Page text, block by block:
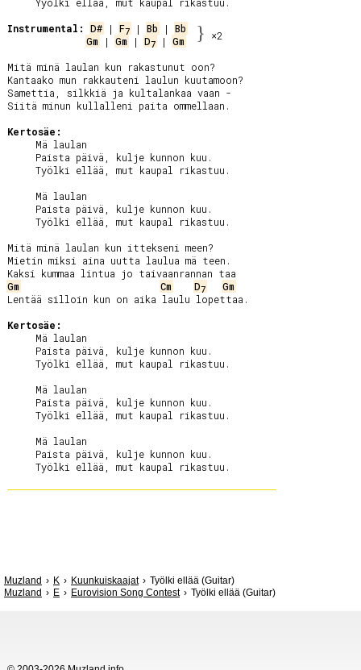
Instrumental:
D# | F7 | Bb | Bb
Gm | Gm | D7 | Gm } ×2
Mitä minä laulan kun rakastunut oon?
Kantaako mun rakkauteni laulun kuutamoon?
Samettia, silkkiä ja kultalankaa vaan -
Siitä minun kullalleni paita ommellaan.
Kertosäe:
Mitä minä laulan kun ittekseni meen?
Mietin miksi aina uutta laulua mä teen.
Gm
Cm D7
Gm
Lentää silloin kun on aika laulu lopettaa.
Kertosäe:
Muzland K Kuunkuiskaajat
Työlki ellää (Guitar)
Muzland
E Eurovision Song Contest Työlki ellää (Guitar)